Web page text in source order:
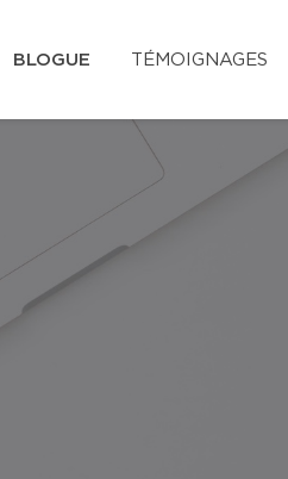
BLOGUE TÉMOIGNAGES